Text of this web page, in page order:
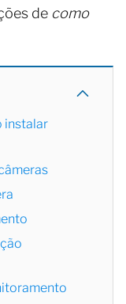
de como
instalar